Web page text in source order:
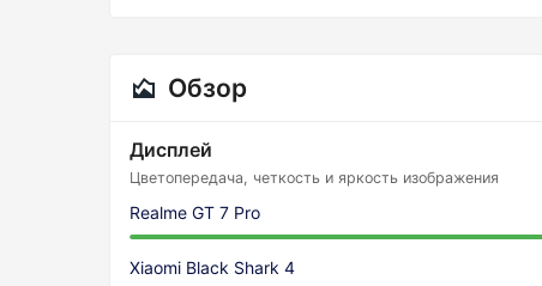
Обзор
Дисплей
Цветопередача, четкость и яркость изображения
Realme GT 7 Pro
Xiaomi Black Shark 4